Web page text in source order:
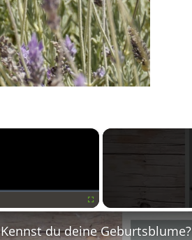
×
Kennst du deine Geburtsblume?